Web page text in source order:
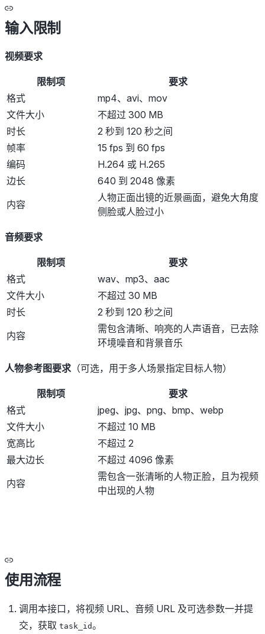
输入限制
视频要求
限制项
要求
格式
mp4、avi、mov
文件大小
不超过 300 MB
时长
2 秒到 120 秒之间
帧率
15 fps 到 60 fps
编码
H.264 或 H.265
边长
640 到 2048 像素
内容
人物正面出镜的近景画面，避免大角度
侧脸或人脸过小
音频要求
限制项
要求
格式
wav、mp3、aac
文件大小
不超过 30 MB
时长
2 秒到 120 秒之间
内容
需包含清晰、响亮的人声语音，已去除
环境噪音和背景音乐
人物参考图要求 （可选，用于多人场景指定目标人物）
限制项
要求
格式
jpeg、jpg、png、bmp、webp
文件大小
不超过 10 MB
宽高比
不超过 2
最大边长
不超过 4096 像素
内容
需包含一张清晰的人物正脸，且为视频
中出现的人物
使用流程
调用本接口，将视频 URL、音频 URL 及可选参数一并提
交，获取 task_id。